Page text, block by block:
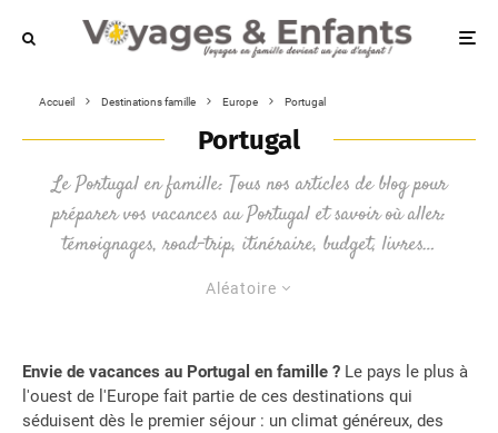
Accueil Destinations famille Europe Portugal
Portugal
Le Portugal en famille: Tous nos articles de blog pour
préparer vos vacances au Portugal et savoir où aller:
témoignages, road-trip, itinéraire, budget, livres…
Aléatoire
Envie de vacances au Portugal en famille ? Le pays le plus à
l'ouest de l'Europe fait partie de ces destinations qui
séduisent dès le premier séjour : un climat généreux, des